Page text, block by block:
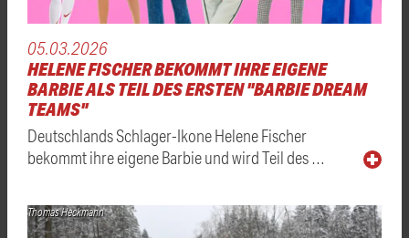
05.03.2026
HELENE FISCHER BEKOMMT IHRE EIGENE
BARBIE ALS TEIL DES ERSTEN "BARBIE DREAM
TEAMS"
Deutschlands Schlager-Ikone Helene Fischer
bekommt ihre eigene Barbie und wird Teil des …
Thomas Heckmann